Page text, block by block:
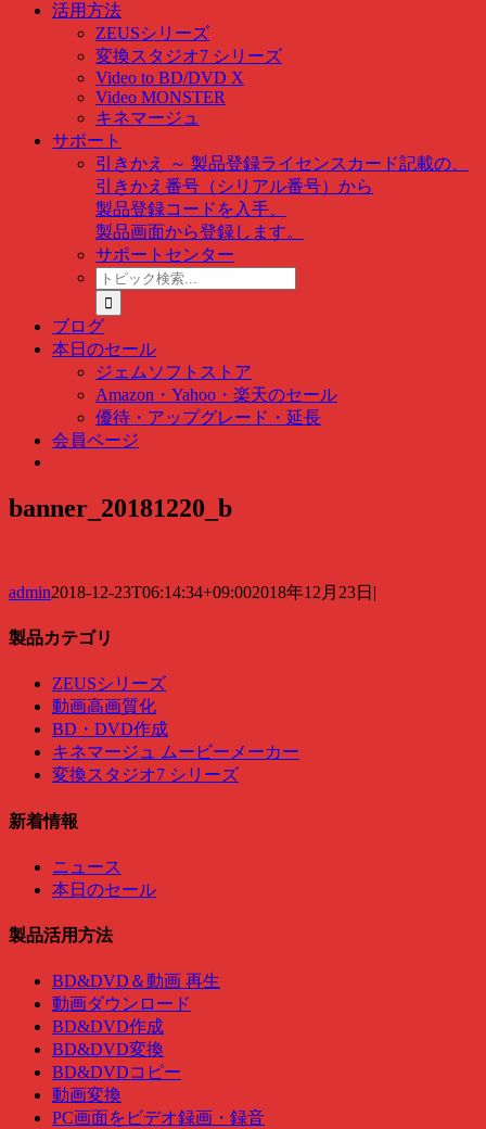
活用方法
ZEUSシリーズ
変換スタジオ7 シリーズ
Video to BD/DVD X
Video MONSTER
キネマージュ
サポート
引きかえ ～ 製品登録ライセンスカード記載の、
引きかえ番号（シリアル番号）から
製品登録コードを入手、
製品画面から登録します。
サポートセンター
ト
ピ
ッ
ク
検
索
…
ブログ
本日のセール
ジェムソフトストア
Amazon・Yahoo・楽天のセール
優待・アップグレード・延長
会員ページ
banner_20181220_b
admin2018-12-23T06:14:34+09:002018年12月23日 |
製品カテゴリ
ZEUSシリーズ
動画高画質化
BD・DVD作成
キネマージュ ムービーメーカー
変換スタジオ7 シリーズ
新着情報
ニュース
本日のセール
製品活用方法
BD&DVD＆動画 再生
動画ダウンロード
BD&DVD作成
BD&DVD変換
BD&DVDコピー
動画変換
PC画面をビデオ録画・録音